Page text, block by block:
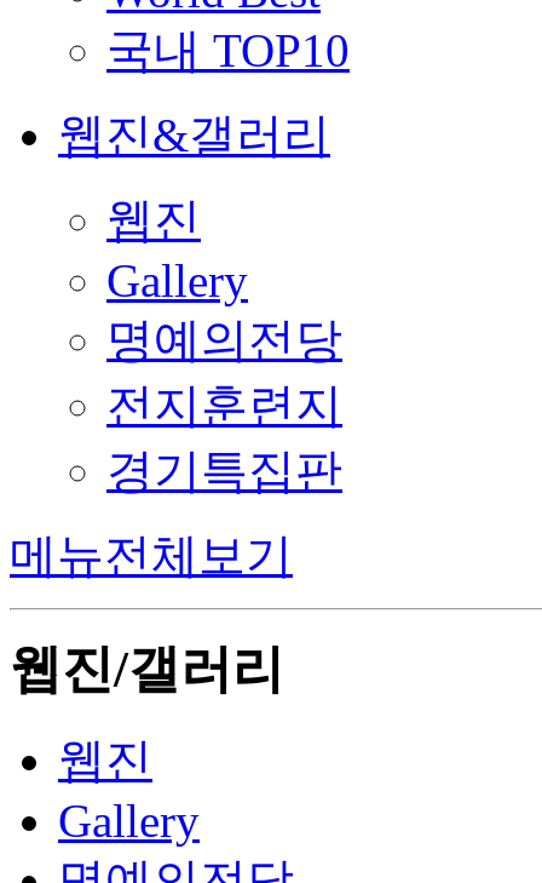
국내 TOP10
웹진&갤러리
웹진
Gallery
명예의전당
전지훈련지
경기특집판
메뉴전체보기
웹진/갤러리
웹진
Gallery